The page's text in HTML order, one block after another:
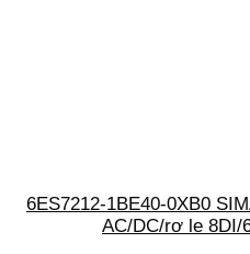
6ES7212-1BE40-0XB0
AC/DC/rơ le 8DI/